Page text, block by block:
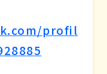
profil